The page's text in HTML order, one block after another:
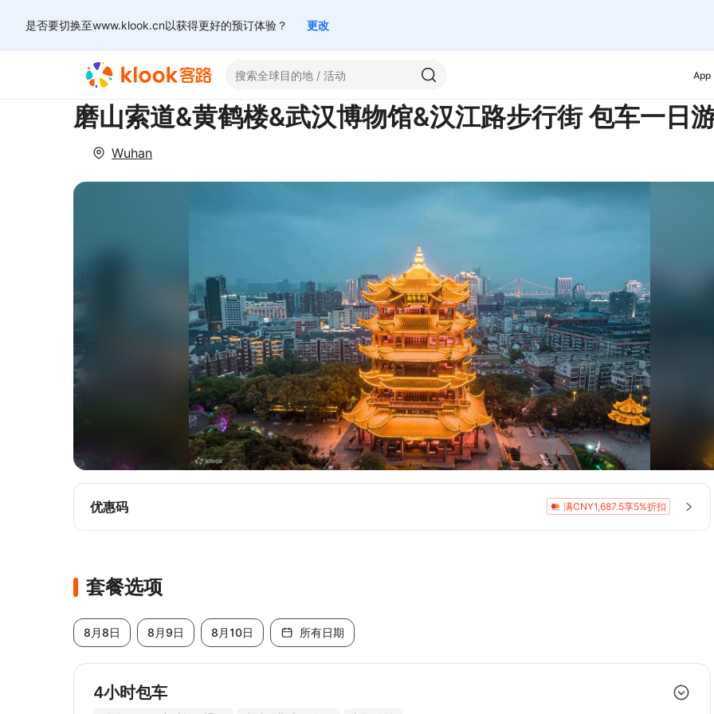
是否要切换至www.klook.cn以获得更好的预订体验？ 更改
App
磨山索道&黄鹤楼&武汉博物馆&汉江路步行街 包车一日
Wuhan
优惠码 满CNY1,687.5享5%折扣
套餐选项
8月8日 8月9日 8月10日 所有日期
4小时包车